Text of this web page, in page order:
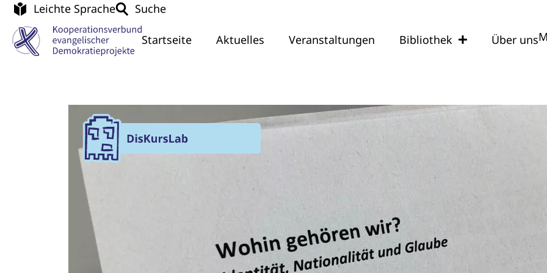
Leichte Sprache Suche
Startseite Aktuelles Veranstaltungen Bibliothek Über uns